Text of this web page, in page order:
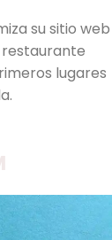
su sitio web
lugares